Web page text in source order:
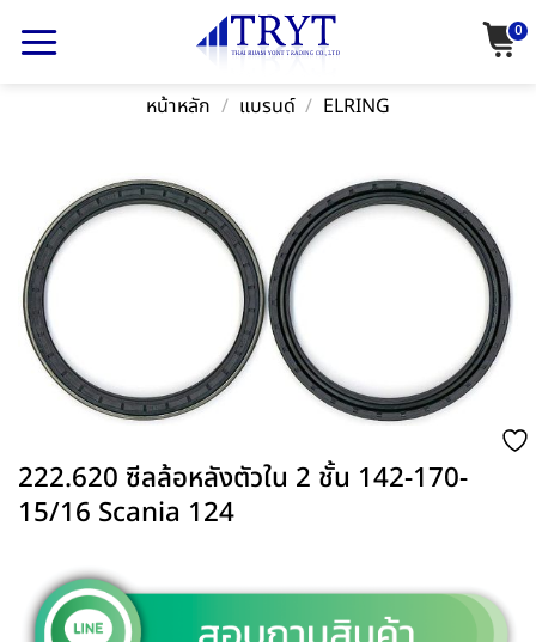
0
หน้าหลัก / แบรนด์ / ELRING
222.620 ซีลล้อหลังตัวใน 2 ชั้น 142-170-
15/16 Scania 124